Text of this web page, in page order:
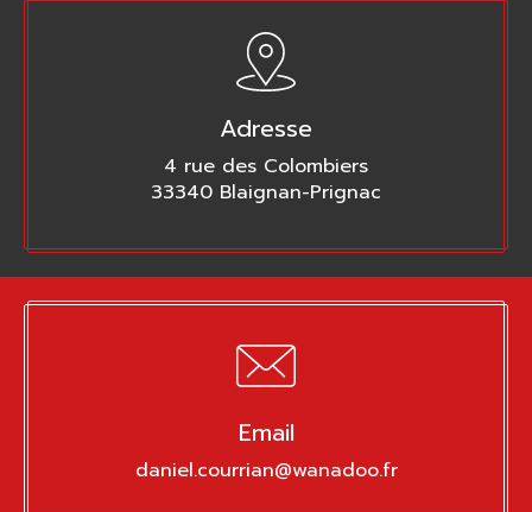
Adresse
4 rue des Colombiers
33340 Blaignan-Prignac
Email
daniel.courrian@wanadoo.fr